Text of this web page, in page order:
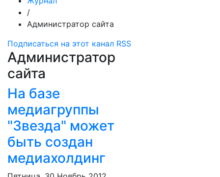
/
Администратор сайта
Подписаться на этот канал RSS
Администратор
сайта
На базе
медиагруппы
"Звезда" может
быть создан
медиахолдинг